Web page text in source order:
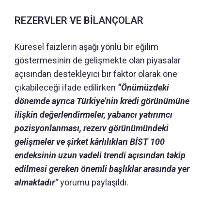
REZERVLER VE BİLANÇOLAR
Küresel faizlerin aşağı yönlü bir eğilim
göstermesinin de gelişmekte olan piyasalar
açısından destekleyici bir faktör olarak öne
çıkabileceği ifade edilirken “Önümüzdeki
dönemde ayrıca Türkiye’nin kredi görünümüne
ilişkin değerlendirmeler, yabancı yatırımcı
pozisyonlanması, rezerv görünümündeki
gelişmeler ve şirket kârlılıkları BİST 100
endeksinin uzun vadeli trendi açısından takip
edilmesi gereken önemli başlıklar arasında yer
almaktadır”yorumu paylaşıldı.